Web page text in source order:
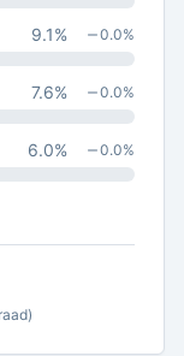
9.1% 0.0%
7.6% 0.0%
6.0% 0.0%